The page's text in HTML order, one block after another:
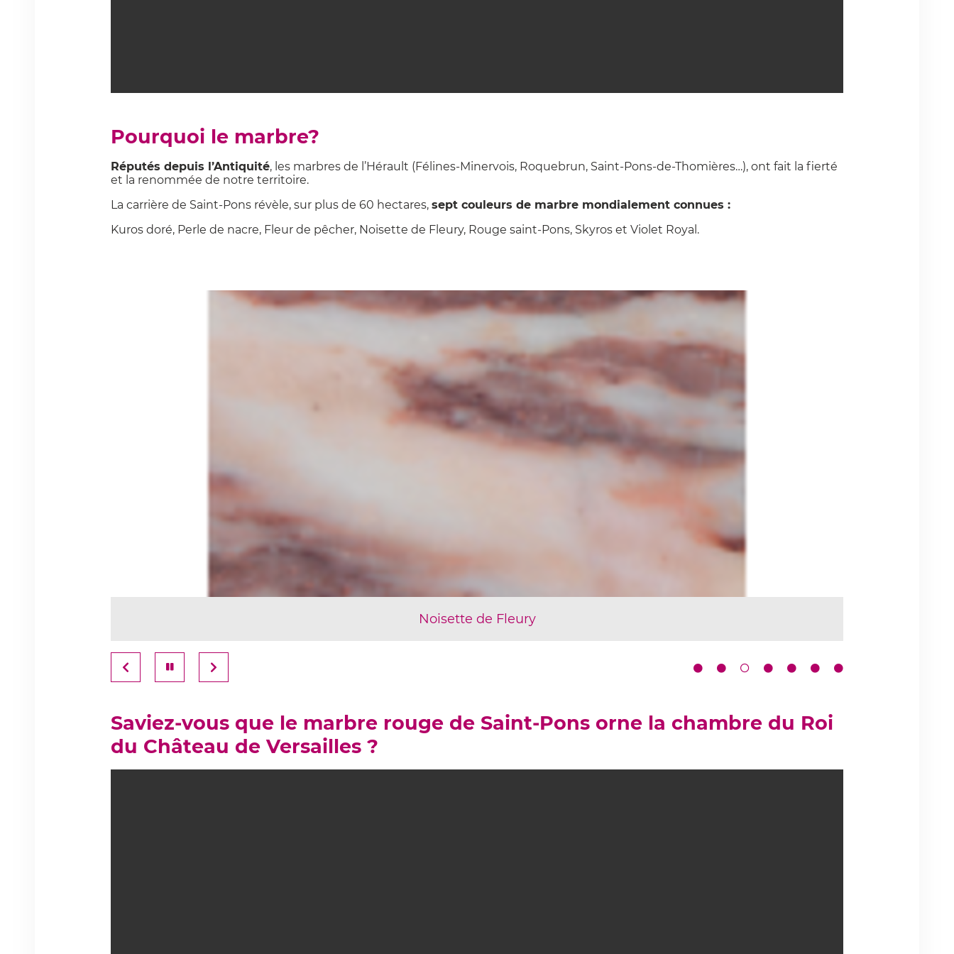
Pourquoi le marbre?
Réputés depuis l’Antiquité, les marbres de l’Hérault (Félines-Minervois, Roquebrun, Saint-Pons-de-Thomières…), ont fait la fierté
et la renommée de notre territoire.
La carrière de Saint-Pons révèle, sur plus de 60 hectares, sept couleurs de marbre mondialement connues :
Kuros doré, Perle de nacre, Fleur de pêcher, Noisette de Fleury, Rouge saint-Pons, Skyros et Violet Royal.
Skyros
Saviez-vous que le marbre rouge de Saint-Pons orne la chambre du Roi
du Château de Versailles ?